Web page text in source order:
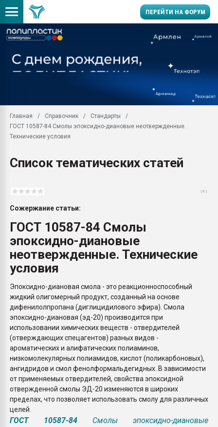
ПЕРЕЙТИ НА ФОРУМ
заводу пластмасс"
28.07.2026
Главная Справочник
Стандарты
ГОСТ 10587-84 Смолы эпоксидно-диановые неотвержденные.
Технические условия
Список тематических статей
( 0 )
Сожержание статьи:
ГОСТ 10587-84 Смолы
эпоксидно-диановые
неотвержденные. Технические
условия
Эпоксидно-диановая смола - это реакционноспособный
жидкий олигомерный продукт, созданный на основе
дифенилолпропана (диглицидилового эфира). Смола
эпоксидно-диановая (эд-20) производится при
использовании химических веществ - отвердителей
(отверждающих спецагентов) разных видов -
ароматических и алифатических полиаминов,
низкомолекулярных полиамидов, кислот (поликарбоновых),
ангидридов и смол фенолформальдегидных. В зависимости
от применяемых отвердителей, свойства эпоксидной
отвержденной смолы ЭД-20 изменяются в широких
пределах, что позволяет использовать смолу для различных
целей.
ГОСТ 10587-84 Смолы эпоксидно-диановые